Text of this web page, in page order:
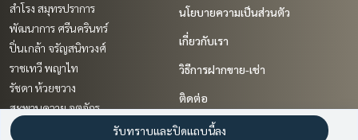
สำโรง สมุทรปราการ
พัฒนาการ ศรีนครินทร์
ปิ่นเกล้า จรัญสนิทวงศ์
ราชเทวี พญาไท
รัชดา ห้วยขวาง
สะพานควาย จตุจักร
สุขุมวิท อโศก ทองหล่อ
นโยบายความเป็นส่วนตัว
เกี่ยวกับเรา
วิธีการฝากขาย-เช่า
ติดต่อ
รับทราบและปิดแถบนี้ลง